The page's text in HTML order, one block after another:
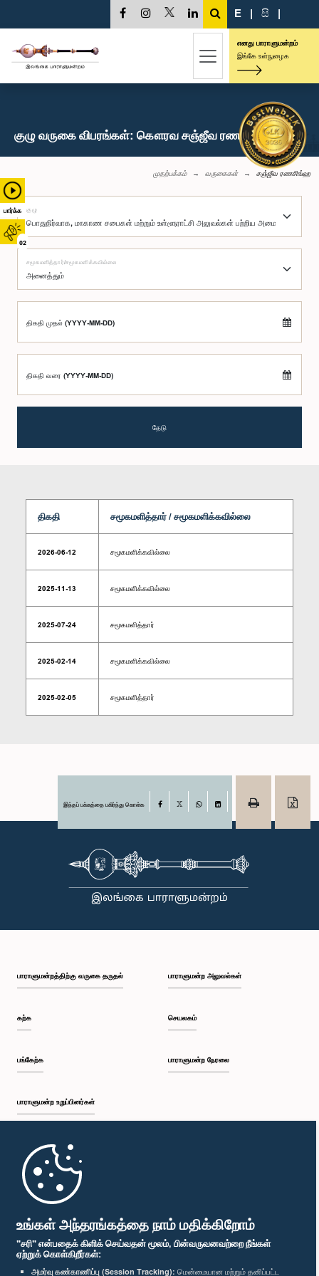
உங்கள் அந்தரங்கத்தை நாம் மதிக்கிறோம்
"சரி" என்பதைக் கிளிக் செய்வதன் மூலம், பின்வருவனவற்றை நீங்கள்
ஏற்றுக் கொள்கிறீர்கள்:
அமர்வு கண்காணிப்பு (Session Tracking): மென்மையான மற்றும் தனிப்பட்ட
பார்க்க
02
E | සි |
எனது பாராளுமன்றம்
இங்கே உள்நுழைக
குழு வருகை விபரங்கள்: கௌரவ சஞ்ஜீவ ரணசிங்ஹ, பா.உ.
முதற்பக்கம் வருகைகள் சஞ்ஜீவ ரணசிங்ஹ
குழு
சமூகமளித்தார்/சமூகமளிக்கவில்லை
திகதி முதல் (YYYY-MM-DD)
திகதி வரை (YYYY-MM-DD)
தேடு
திகதி சமூகமளித்தார் / சமூகமளிக்கவில்லை
2026-06-12 சமூகமளிக்கவில்லை
2025-11-13 சமூகமளிக்கவில்லை
2025-07-24 சமூகமளித்தார்
2025-02-14 சமூகமளிக்கவில்லை
2025-02-05 சமூகமளித்தார்
இந்தப் பக்கத்தை பகிர்ந்து கொள்க Facebook
பாராளுமன்றத்திற்கு வருகை தருதல்
கற்க
பங்கேற்க
பாராளுமன்ற உறுப்பினர்கள்
முதற்பக்கம்
பாராளுமன்ற அலுவல்கள்
செயலகம்
பாராளுமன்ற நேரலை
பாராளுமன்ற கையடக்க செயலி